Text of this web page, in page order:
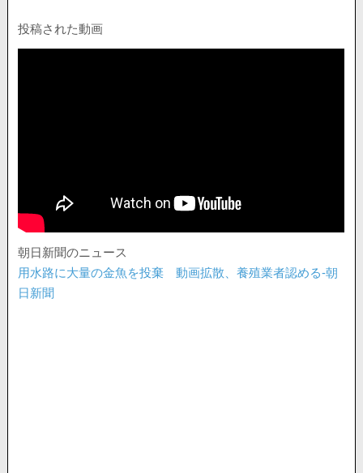
投稿された動画
朝日新聞のニュース
用水路に大量の金魚を投棄 動画拡散、養殖業者認める-朝
日新聞